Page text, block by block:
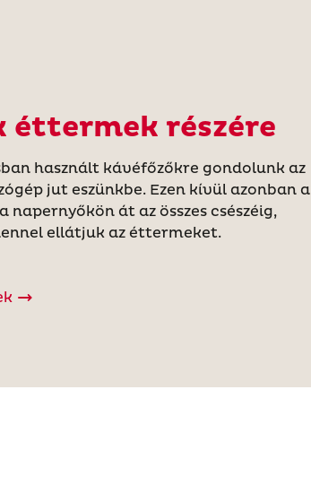
éttermek részére
használt kávéfőzőkre gondolunk az
jut eszünkbe. Ezen kívül azonban a
napernyőkön át az összes csészéig,
ellátjuk az éttermeket.